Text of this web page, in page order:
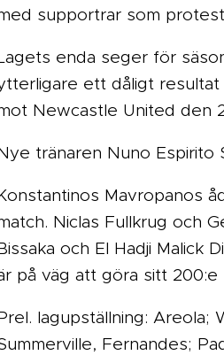
supportrar som
enda seger för
ett dåligt resultat
Newcastle United den
tränaren Nuno
Mavropanos
Niclas Fullkrug och
och El Hadji Malick
på väg att göra sitt 200:e
lagupställning: Areola;
Fernandes;